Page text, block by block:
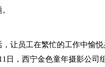
让员工在繁忙的工作中愉
日，西宁金色童年摄影公